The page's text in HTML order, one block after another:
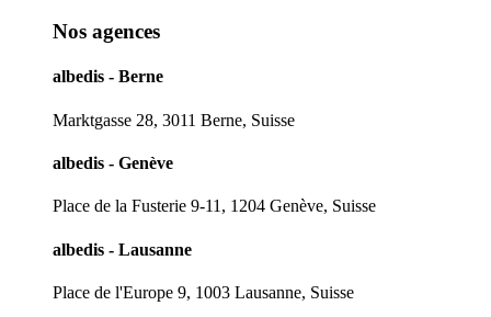
Nos agences
albedis - Berne
Marktgasse 28, 3011 Berne, Suisse
albedis - Genève
Place de la Fusterie 9-11, 1204 Genève, Suisse
albedis - Lausanne
Place de l'Europe 9, 1003 Lausanne, Suisse